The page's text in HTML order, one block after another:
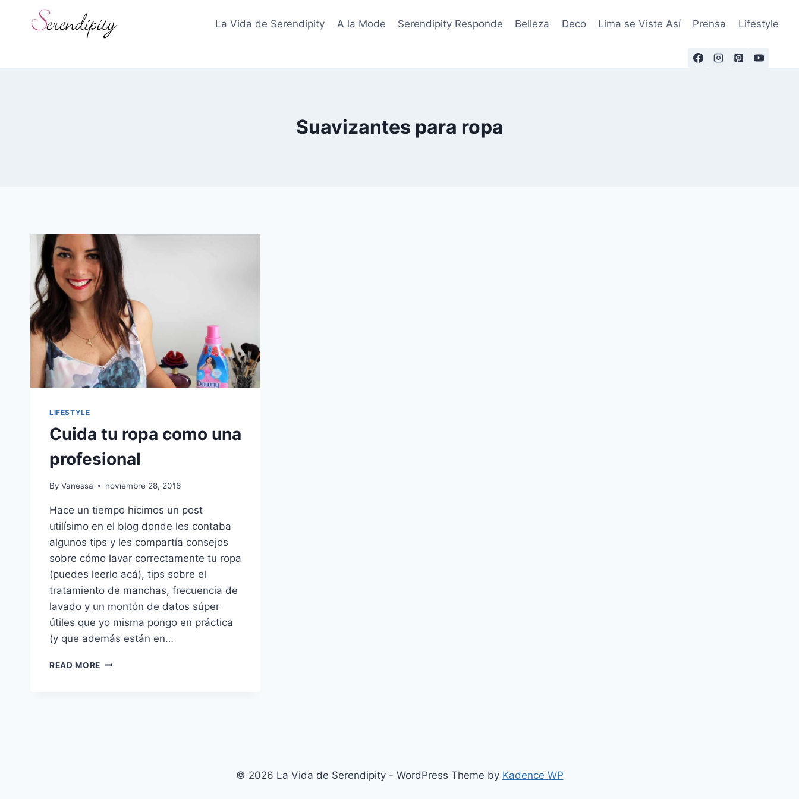
La Vida de Serendipity A la Mode Serendipity Responde Belleza Deco Lima se Viste Así Prensa Lifestyle
Suavizantes para ropa
LIFESTYLE
Cuida tu ropa como una
profesional
By Vanessa noviembre 28, 2016
Hace un tiempo hicimos un post
utilísimo en el blog donde les contaba
algunos tips y les compartía consejos
sobre cómo lavar correctamente tu ropa
(puedes leerlo acá), tips sobre el
tratamiento de manchas, frecuencia de
lavado y un montón de datos súper
útiles que yo misma pongo en práctica
(y que además están en…
READ MORE CUIDA
© 2026 La Vida de Serendipity - WordPress Theme by Kadence WP